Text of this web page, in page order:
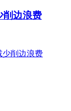
削边浪费